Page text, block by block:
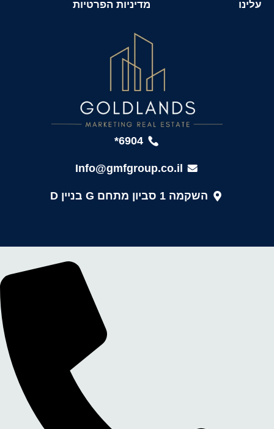
עלינו מדיניות הפרטיות
6904*
Info@gmfgroup.co.il
השקמה 1 סביון מתחם G בניין D